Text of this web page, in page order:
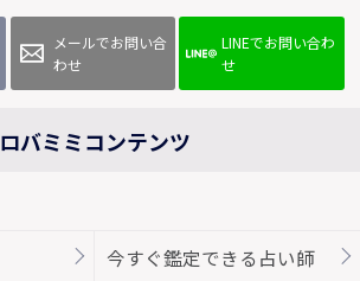
メールでお問い合
わせ
LINEでお問い合わ
せ
ロバミミコンテンツ
今すぐ鑑定できる占い師